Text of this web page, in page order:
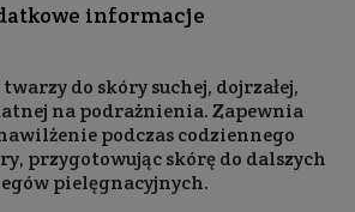
informacje
twarzy do skóry suchej, dojrzałej,
na podrażnienia. Zapewnia
podczas codziennego
przygotowując skórę do dalszych
pielęgnacyjnych.